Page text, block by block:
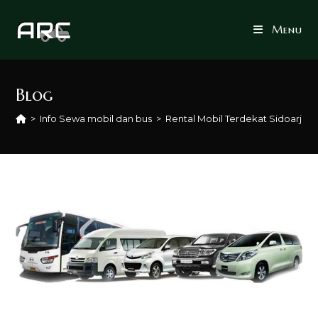
Menu
Blog
> Info Sewa mobil dan bus > Rental Mobil Terdekat Sidoarjo